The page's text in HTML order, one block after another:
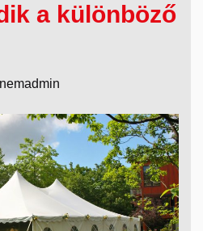
a különböző
nemadmin